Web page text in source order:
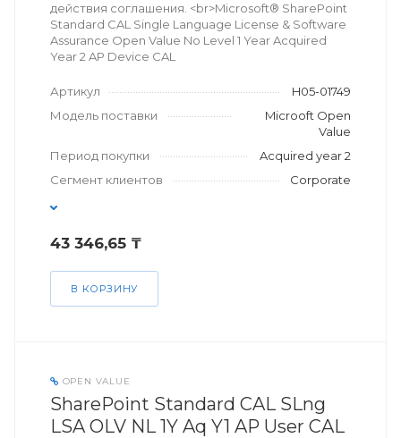
действия соглашения. <br>Microsoft® SharePoint
Standard CAL Single Language License & Software
Assurance Open Value No Level 1 Year Acquired
Year 2 AP Device CAL
Артикул
H05-01749
Модель поставки
Microoft Open
Value
Период покупки
Acquired year 2
Сегмент клиентов
Corporate
43 346,65 ₸
В КОРЗИНУ
OPEN VALUE
SharePoint Standard CAL SLng
LSA OLV NL 1Y Aq Y1 AP User CAL